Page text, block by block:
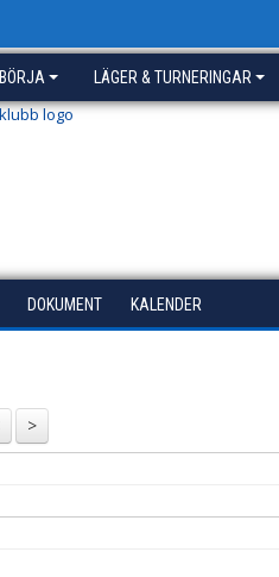
BÖRJA LÄGER & TURNERINGAR
DOKUMENT KALENDER